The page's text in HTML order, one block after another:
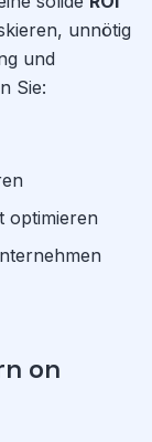
unnötig
und
Sie:
optimieren
on